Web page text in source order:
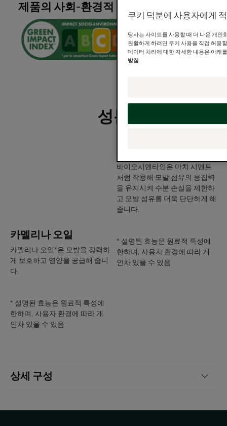
효능
손상된 모발을 보호하고 가꿔 주는 제품: 시간이 갈수록 부
드럽고 탄력 있는 헤어로 가꿔 줍니다.
번들거림 없이 모발에 녹아들어 흡수됩니다.
는 향으로 거듭납니다
* 헤어 케라틴과 유사한 아미노산 함유.
** 케라틴에 대한 Ex vivo 테스트.
제품의 사회-환경적 영향
성분
상세 구성
카멜리나 오일
카멜리나 오일*은 모발을 강력하
게 보호하고 영양을 공급해 줍니
다.
* 설명된 효능은 원료적 특성에
한하며, 사용자 환경에 따라 개
인차 있을 수 있음
바이오시멘타인은 마치 시멘트
처럼 작용해 모발 섬유의 응집력
을 유지시켜 수분 손실을 제한하
고 모발 섬유를 더욱 단단하게 해
줍니다.
* 설명된 효능은 원료적 특성에
한하며, 사용자 환경에 따라 개
인차 있을 수 있음
쿠키 덕분에 사용자에게
당사는 사이트를 사용할 때 더 나은 개인
원활하게 하려면 쿠키 사용을 직접 허용
데이터 처리에 대한 자세한 내용은 아래
방침